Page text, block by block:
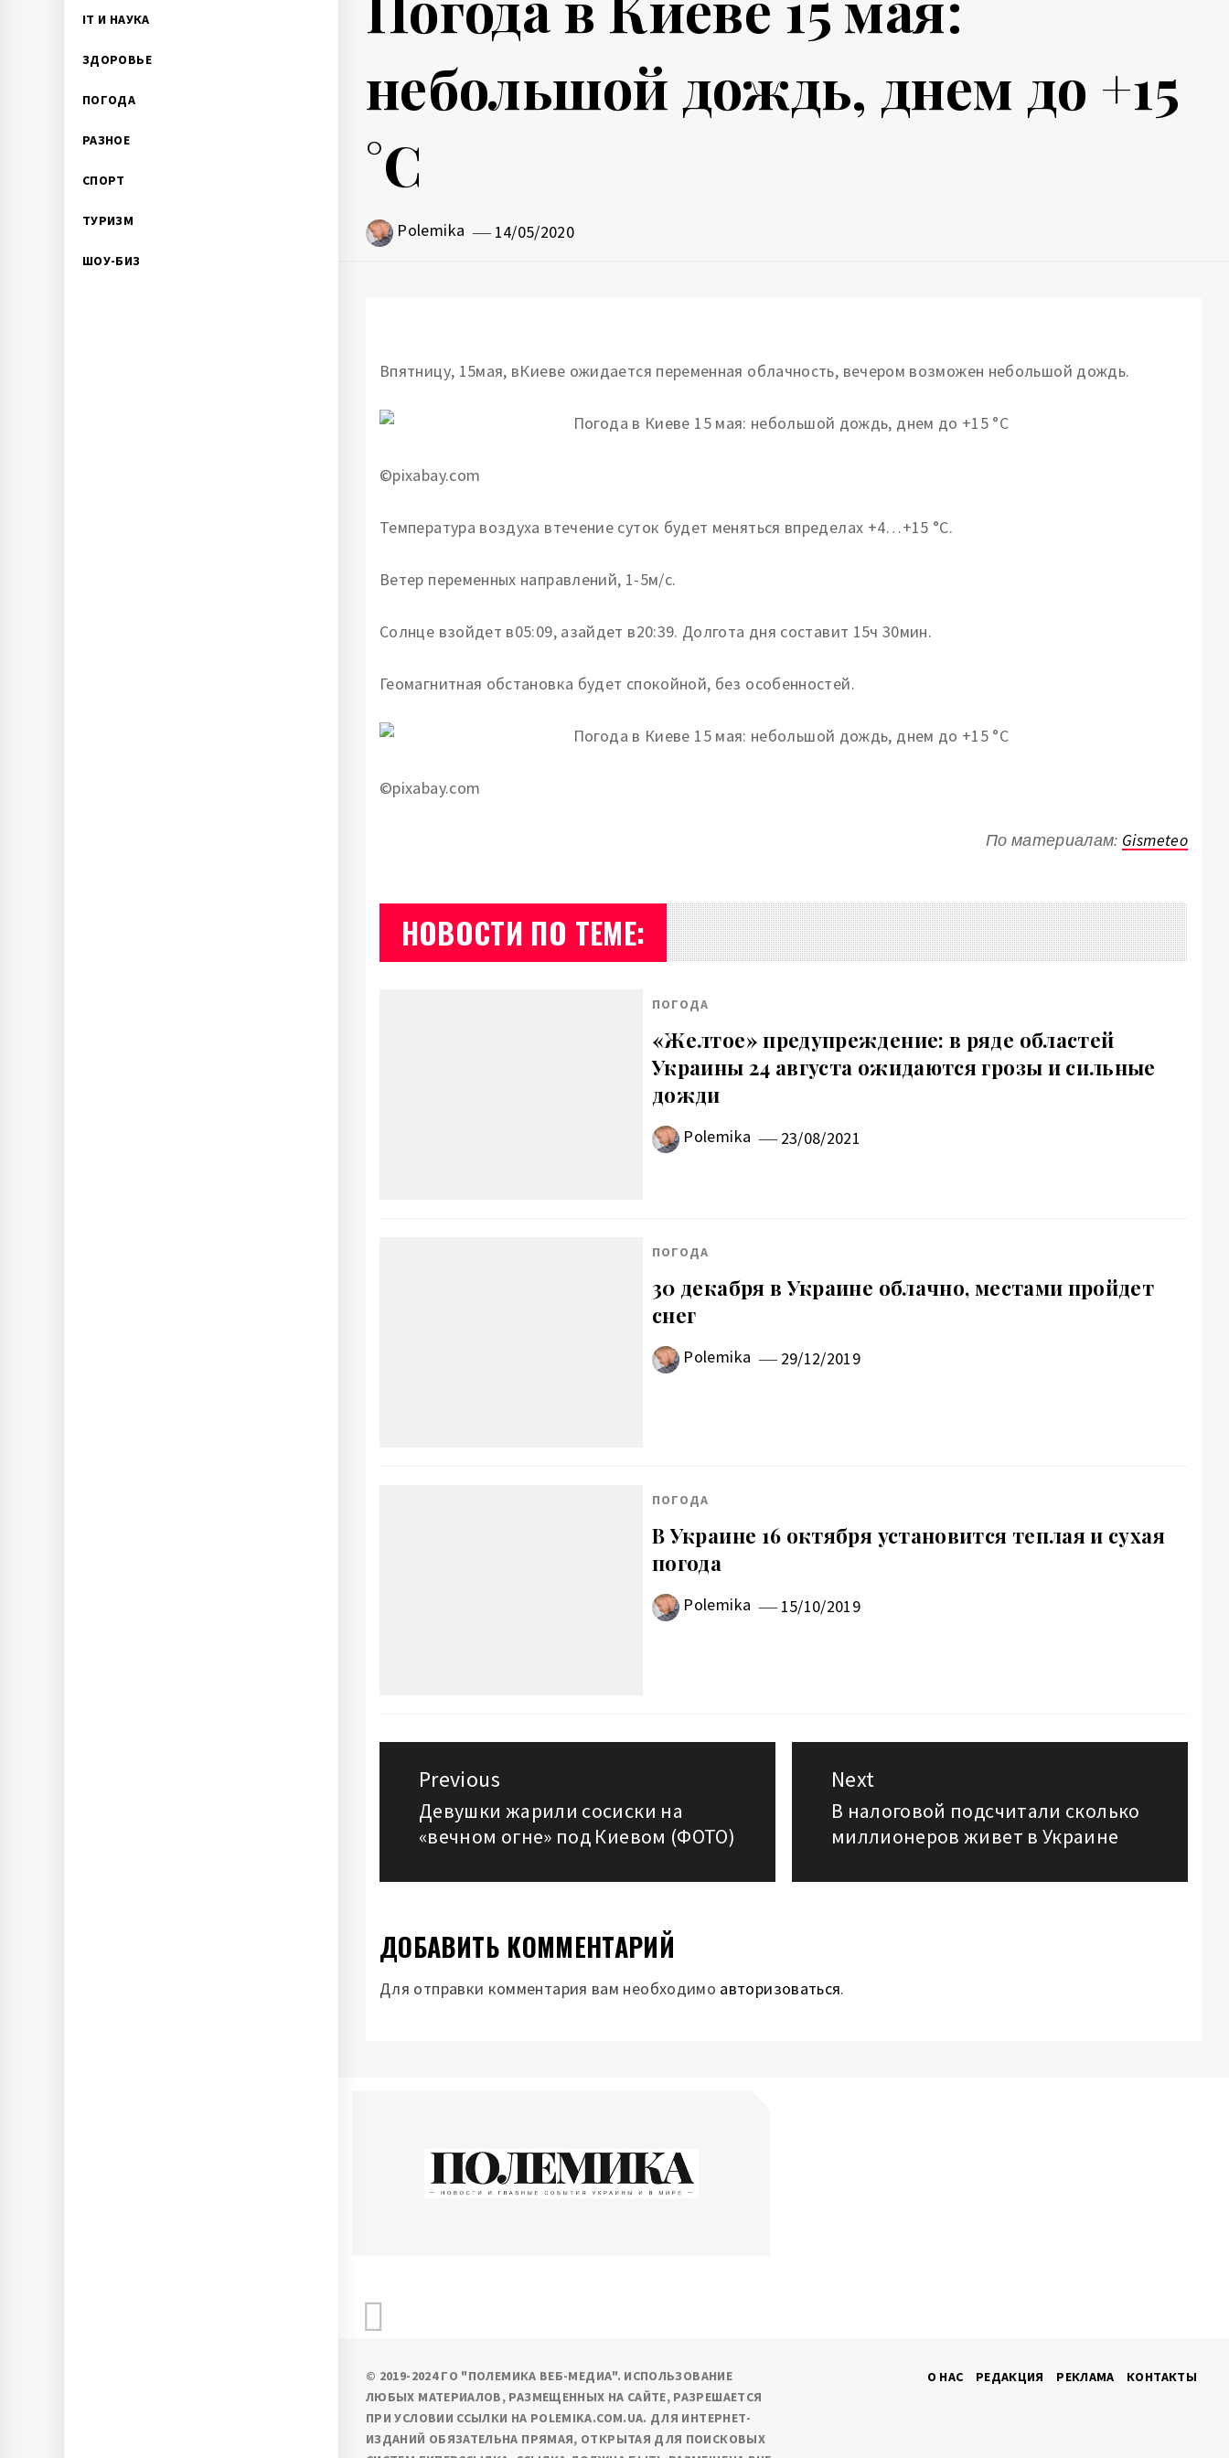
IT И НАУКА
ЗДОРОВЬЕ
ПОГОДА
РАЗНОЕ
СПОРТ
ТУРИЗМ
ШОУ-БИЗ
небольшой дождь, днем до +15
°С
Polemika 14/05/2020
Впятницу, 15мая, вКиеве ожидается переменная облачность, вечером возможен небольшой дождь.
©pixabay.com
Температура воздуха втечение суток будет меняться впределах +4…+15 °С.
Ветер переменных направлений, 1-5м/с.
Солнце взойдет в05:09, азайдет в20:39. Долгота дня составит 15ч 30мин.
Геомагнитная обстановка будет спокойной, без особенностей.
©pixabay.com
По материалам: Gismeteo
НОВОСТИ ПО ТЕМЕ:
ПОГОДА
«Желтое» предупреждение: в ряде областей
Украины 24 августа ожидаются грозы и сильные
дожди
Polemika 23/08/2021
ПОГОДА
30 декабря в Украине облачно, местами пройдет
снег
Polemika 29/12/2019
ПОГОДА
В Украине 16 октября установится теплая и сухая
погода
Polemika 15/10/2019
Навигация
Previous
Previous
post:
Девушки жарили сосиски на
«вечном огне» под Киевом (ФОТО)
Next
Next
post:
В налоговой подсчитали сколько
миллионеров живет в Украине
ДОБАВИТЬ КОММЕНТАРИЙ
Для отправки комментария вам необходимо авторизоваться.
© 2019-2024 ГО "ПОЛЕМИКА ВЕБ-МЕДИА". ИСПОЛЬЗОВАНИЕ
ЛЮБЫХ МАТЕРИАЛОВ, РАЗМЕЩЕННЫХ НА САЙТЕ, РАЗРЕШАЕТСЯ
ПРИ УСЛОВИИ ССЫЛКИ НА POLEMIKA.COM.UA. ДЛЯ ИНТЕРНЕТ-
ИЗДАНИЙ ОБЯЗАТЕЛЬНА ПРЯМАЯ, ОТКРЫТАЯ ДЛЯ ПОИСКОВЫХ
О НАС РЕДАКЦИЯ РЕКЛАМА КОНТАКТЫ